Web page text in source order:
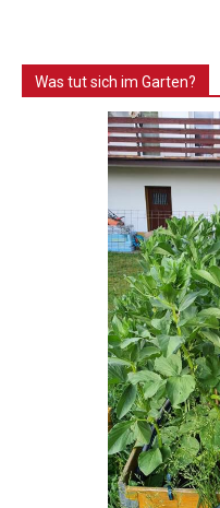
Was tut sich im Garten?